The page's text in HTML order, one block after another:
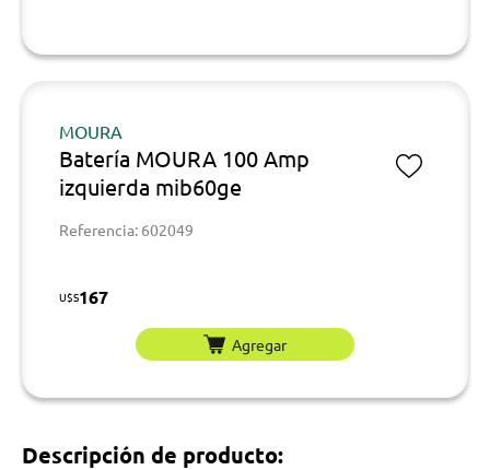
MOURA
Batería MOURA 100 Amp
izquierda mib60ge
Referencia: 602049
U$S167
Agregar
Descripción de producto: